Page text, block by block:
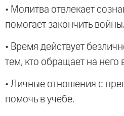
• Молитва отвлекает
помогает закончить войны.
• Время действует
тем, кто обращает на него
• Личные отношения с
помочь в учебе.